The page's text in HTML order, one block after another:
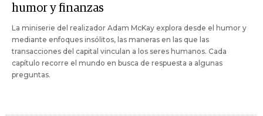
humor y finanzas
La miniserie del realizador Adam McKay explora desde el humor y
mediante enfoques insólitos, las maneras en las que las
transacciones del capital vinculan a los seres humanos. Cada
capítulo recorre el mundo en busca de respuesta a algunas
preguntas.